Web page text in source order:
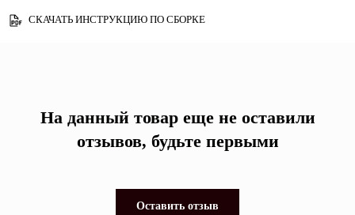
СКАЧАТЬ ИНСТРУКЦИЮ ПО СБОРКЕ
На данный товар еще не оставили
отзывов, будьте первыми
Оставить отзыв